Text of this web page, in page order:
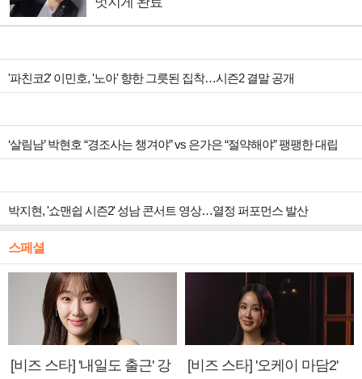
'파친코2' 이민호, '노아' 향한 그릇된 집착…시즌2 결말 공개
‘살림남’ 박현호 “경조사는 챙겨야” vs 은가은 “절약해야” 팽팽한 대립
박지현, '쇼맨쉽 시즌2' 성남 콘서트 영상…열정 퍼포먼스 발산
스페셜
[비즈 스타] '내일도 출근' 강
[비즈 스타] '오케이 마담2'